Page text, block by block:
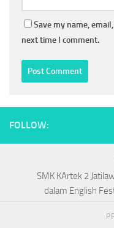
Save my name,
next time I comment.
FOLLOW:
SMK KArtek 2
dalam English